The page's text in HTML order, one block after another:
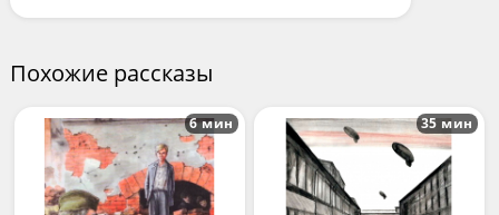
Похожие рассказы
6 мин 35 мин